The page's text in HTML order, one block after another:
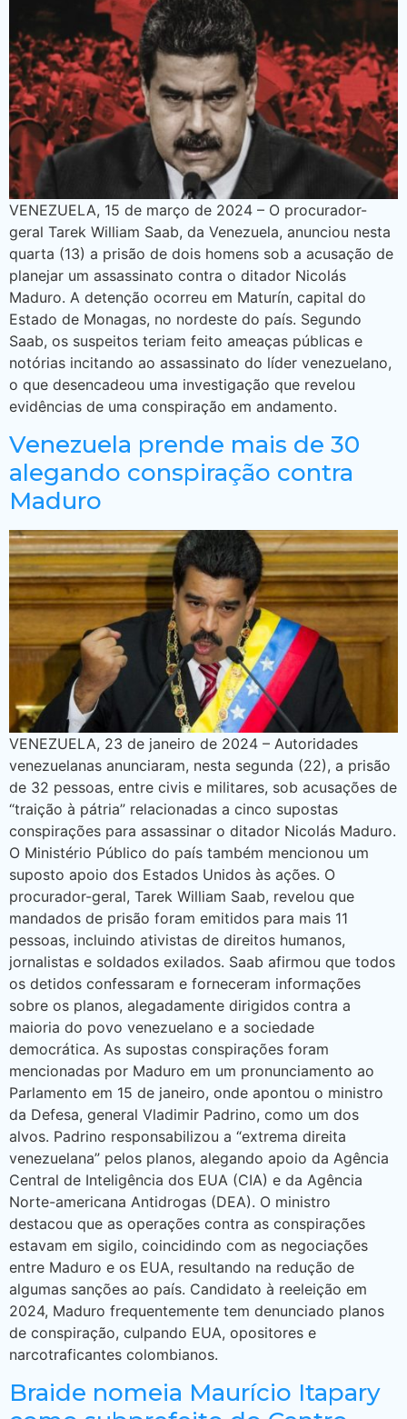
VENEZUELA, 15 de março de 2024 – O procurador-
geral Tarek William Saab, da Venezuela, anunciou nesta
quarta (13) a prisão de dois homens sob a acusação de
planejar um assassinato contra o ditador Nicolás
Maduro. A detenção ocorreu em Maturín, capital do
Estado de Monagas, no nordeste do país. Segundo
Saab, os suspeitos teriam feito ameaças públicas e
notórias incitando ao assassinato do líder venezuelano,
o que desencadeou uma investigação que revelou
evidências de uma conspiração em andamento.
Venezuela prende mais de 30
alegando conspiração contra
Maduro
VENEZUELA, 23 de janeiro de 2024 – Autoridades
venezuelanas anunciaram, nesta segunda (22), a prisão
de 32 pessoas, entre civis e militares, sob acusações de
“traição à pátria” relacionadas a cinco supostas
conspirações para assassinar o ditador Nicolás Maduro.
O Ministério Público do país também mencionou um
suposto apoio dos Estados Unidos às ações. O
procurador-geral, Tarek William Saab, revelou que
mandados de prisão foram emitidos para mais 11
pessoas, incluindo ativistas de direitos humanos,
jornalistas e soldados exilados. Saab afirmou que todos
os detidos confessaram e forneceram informações
sobre os planos, alegadamente dirigidos contra a
maioria do povo venezuelano e a sociedade
democrática. As supostas conspirações foram
mencionadas por Maduro em um pronunciamento ao
Parlamento em 15 de janeiro, onde apontou o ministro
da Defesa, general Vladimir Padrino, como um dos
alvos. Padrino responsabilizou a “extrema direita
venezuelana” pelos planos, alegando apoio da Agência
Central de Inteligência dos EUA (CIA) e da Agência
Norte-americana Antidrogas (DEA). O ministro
destacou que as operações contra as conspirações
estavam em sigilo, coincidindo com as negociações
entre Maduro e os EUA, resultando na redução de
algumas sanções ao país. Candidato à reeleição em
2024, Maduro frequentemente tem denunciado planos
de conspiração, culpando EUA, opositores e
narcotraficantes colombianos.
Braide nomeia Maurício Itapary